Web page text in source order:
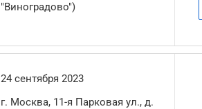
"Виноградово")
24 сентября 2023
г. Москва, 11-я Парковая ул., д.